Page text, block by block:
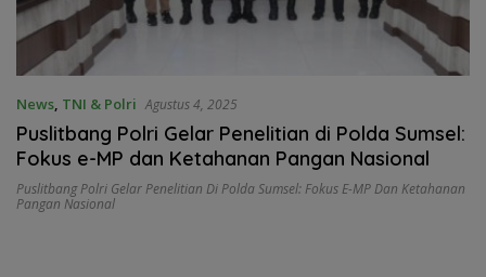
News, TNI & Polri Agustus 4, 2025
Puslitbang Polri Gelar Penelitian di Polda Sumsel:
Fokus e-MP dan Ketahanan Pangan Nasional
Puslitbang Polri Gelar Penelitian Di Polda Sumsel: Fokus E-MP Dan Ketahanan
Pangan Nasional